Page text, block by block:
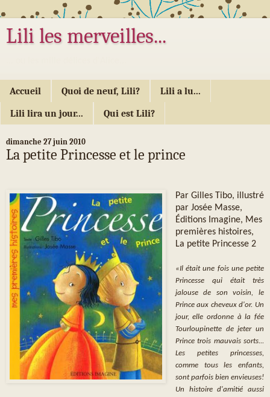
Lili les merveilles...
Accueil Quoi de neuf, Lili? Lili a lu...
Lili lira un jour... Qui est Lili?
dimanche 27 juin 2010
La petite Princesse et le prince
Par Gilles Tibo, illustré
par Josée Masse,
Éditions Imagine, Mes
premières histoires,
La petite Princesse 2
«Il était une fois une petite
Princesse qui était très
jalouse de son voisin, le
Prince aux cheveux d'or. Un
jour, elle ordonne à la fée
Tourloupinette de jeter un
Prince trois mauvais sorts...
Les petites princesses,
comme tous les enfants,
sont parfois bien envieuses!
Un histoire d'amitié aussi